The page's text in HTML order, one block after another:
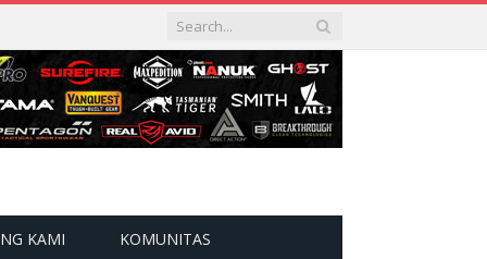
KAMI KOMUNITAS